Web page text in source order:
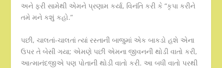
અને ફરી સામેથી એમને પ્રણામ કર્યા, વિનંતિ કરી કે “કૃપા કરીને
તમે મને કશું કહો.”
પછી, ચાલતાં-ચાલતાં ત્યાં રસ્તાની બાજુમાં એક બાકડો હશે એના
ઉપર તે બેસી ગયા; એમણે પછી એમના જીવનની થોડી વાતો કરી,
આત્માનંદજીએ પણ પોતાની થોડી વાતો કરી. આ બધી વાતો પરથી